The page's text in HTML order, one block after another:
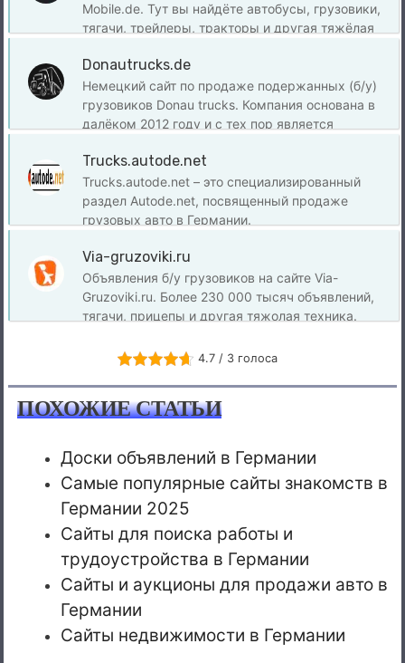
Mobile.de. Тут вы найдёте автобусы, грузовики,
тягачи, трейлеры, тракторы и другая тяжёлая
Donautrucks.de
Немецкий сайт по продаже подержанных (б/у)
грузовиков Donau trucks. Компания основана в
далёком 2012 году и с тех пор является
trucks не только продают, но и закупают б/у
технику у клиентов. Так что, если желаете
продать или купить б/у грузовик в хорошем
состояние, Donau trucks вас не разочаруют.
Trucks.autode.net
Trucks.autode.net – это специализированный
раздел Autode.net, посвященный продаже
грузовых авто в Германии.
Via-gruzoviki.ru
Объявления б/у грузовиков на сайте Via-
Gruzoviki.ru. Более 230 000 тысяч объявлений,
тягачи, прицепы и другая тяжолая техника.
4.7 / 3 голоса
ПОХОЖИЕ СТАТЬИ
Доски объявлений в Германии
Самые популярные сайты знакомств в
Германии 2025
Сайты для поиска работы и
трудоустройства в Германии
Сайты и аукционы для продажи авто в
Германии
Сайты недвижимости в Германии